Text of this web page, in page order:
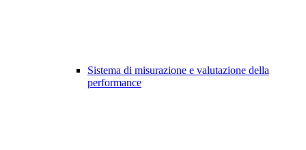
Sistema di misurazione e valutazione della
performance